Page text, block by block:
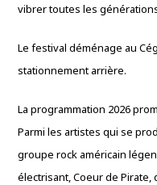
vibrer toutes les
Le festival déménage au
stationnement arrière.
La programmation 2026
Parmi les artistes qui se
groupe rock américain
électrisant, Coeur de